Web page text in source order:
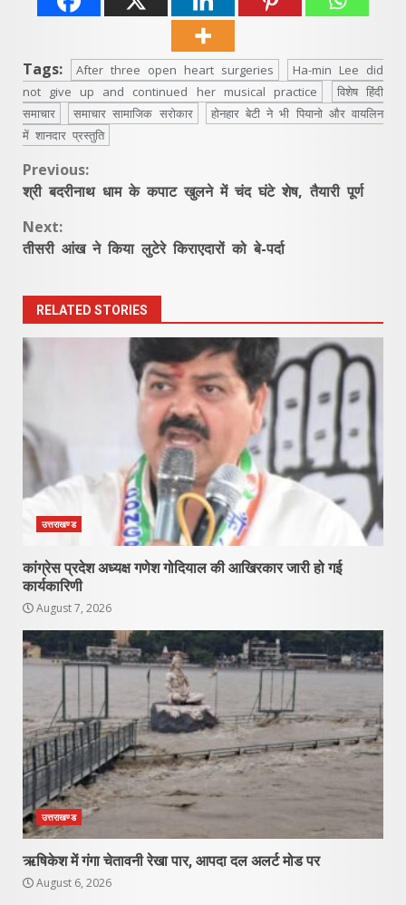
Tags: After three open heart surgeries
Ha-min Lee did
not give up and continued her musical practice
विशेष हिंदी
समाचार
समाचार सामाजिक सरोकार
होनहार बेटी ने भी पियानो और वायलिन
में शानदार प्रस्तुति
Continue
Reading
Previous:
श्री बदरीनाथ धाम के कपाट खुलने में चंद घंटे शेष, तैयारी पूर्ण
Next:
तीसरी आंख ने किया लुटेरे किराएदारों को बे-पर्दा
RELATED STORIES
उत्तराखण्ड
कांग्रेस प्रदेश अध्यक्ष गणेश गोदियाल की आखिरकार जारी हो गई
कार्यकारिणी
August 7, 2026
उत्तराखण्ड
ऋषिकेश में गंगा चेतावनी रेखा पार, आपदा दल अलर्ट मोड पर
August 6, 2026